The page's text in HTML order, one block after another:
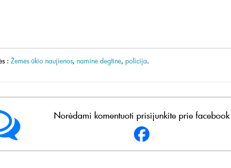
: Žemės ūkio naujienos, naminė degtinė, policija.
Norėdami komentuoti prisijunkite prie facebook